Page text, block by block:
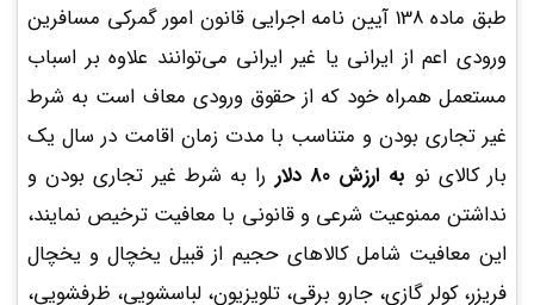
طبق ماده 138 آیین نامه اجرایی قانون امور گمرکی مسافرین
ورودی اعم از ایرانی یا غیر ایرانی می‌توانند علاوه بر اسباب
مستعمل همراه خود که از حقوق ورودی معاف است به شرط
غیر تجاری بودن و متناسب با مدت زمان اقامت در سال یک
بار کالای نو به ارزش 80 دلار
را به شرط غیر تجاری بودن و
نداشتن ممنوعیت شرعی و قانونی با معافیت ترخیص نمایند،
این معافیت شامل کالاهای حجیم از قبیل یخچال و یخچال
فریزر، کولر گازی، جارو برقی، تلویزیون، لباسشویی، ظرفشویی،